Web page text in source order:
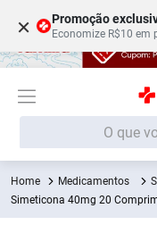
× Promoção
Economize R$10 em
O que você está
Medicamentos
Simeticona 40mg 20
Termos mais
1º Fralda